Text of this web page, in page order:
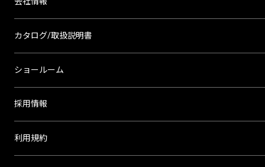
カタログ/取扱説明書
ショールーム
採用情報
利用規約